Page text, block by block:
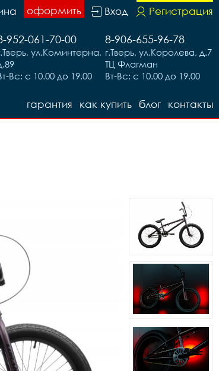
Регистрация
Вход
оформить
8-906-655-96-78
г.Тверь, ул.Королева, д.7
ТЦ Флагман
Вт-Вс: с 10.00 до 19.00
952-061-70-00
ул.Коминтерна,
Вс: с 10.00 до 19.00
контакты
блог
как купить
гарантия